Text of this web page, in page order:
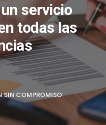
servicio
todas las
SIN COMPROMISO